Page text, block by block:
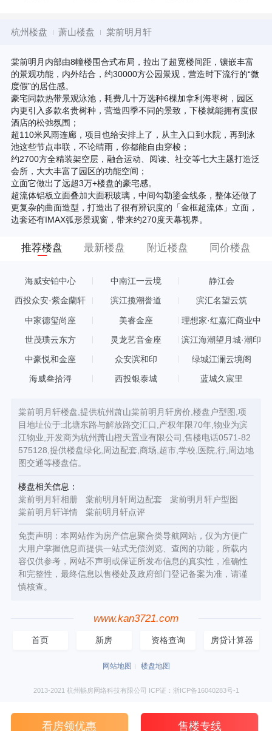
杭州楼盘 萧山楼盘 棠前明月轩
棠前明月内部由8幢楼围合式布局，拉出了超宽楼间距，镶嵌丰富
的景观功能，内外结合，约30000方公园景观，营造时下流行的“微
度假”的居住感。
豪宅同款热带景观泳池，耗费几十万选种6棵加拿利海枣树，园区
内更引入多款名贵树种，营造四季不同的景致，下楼就能拥有度假
酒店的松弛氛围；
超110米风雨连廊，项目也给安排上了，从主入口到水院，再到泳
池这些节点串联，不论晴雨，你都能自由穿梭；
约2700方全精装架空层，融合运动、阅读、社交等七大主题打造泛
会所，大大丰富了园区的功能空间；
立面它做出了远超3万+楼盘的豪宅感。
超流体铝板立面叠加大面积玻璃，中间勾勒鎏金线条，整体还做了
更复杂的曲面造型，打造出了很有辨识度的「金框超流体」立面，
边套还有IMAX弧形景观窗，带来约270度天幕视界。
推荐楼盘 最新楼盘 附近楼盘 同价楼盘
海威安铂中心 中南江一云境 静江会
西投众安·紫金蘭轩 滨江揽潮誉道 滨汇名望云筑
中家德玺尚座 美睿金座
理想家·红嘉汇商业中
世茂璞云东方 灵龙艺音金座 滨江海潮望月城·潮印
中豪悦和金座 众安滨和印 绿城江澜云境阁
海威叁拾浔 西投银泰城 蓝城久宸里
棠前明月轩楼盘,提供杭州萧山棠前明月轩房价,楼盘户型图,项
目地址位于:北塘东路与解放路交汇口,产权年限70年,物业为滨
江物业,开发商为杭州萧山橙天置业有限公司,售楼电话0571-82
575128,提供楼盘绿化,周边配套,商场,超市,学校,医院,行,周边地
图交通等楼盘信。
楼盘相关信息：
棠前明月轩相册
棠前明月轩周边配套
棠前明月轩户型图
棠前明月轩详情
棠前明月轩点评
免责声明：本网站作为房产信息聚合类导航网站，仅为方便广
大用户掌握信息而提供一站式无偿浏览、查阅的功能，所载内
容仅供参考，网站不声明或保证所发布信息的真实性，准确性
和完整性，最终信息以售楼处及政府部门登记备案为准，请谨
慎核查。
www.kan3721.com
首页 新房 资格查询 房贷计算器
网站地图 楼盘地图
2013-2021 杭州畅房网络科技有限公司 ICP证：浙ICP备16040283号-1
看房领优惠 售楼专线